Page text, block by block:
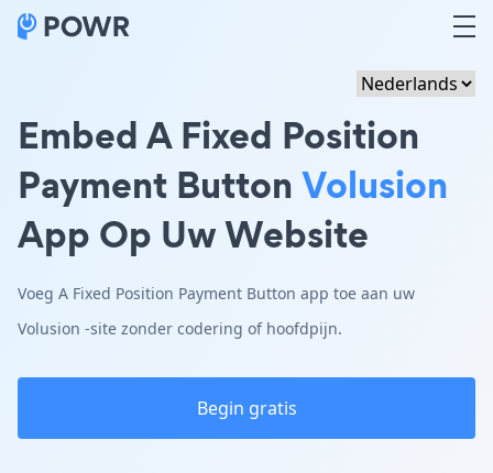
Embed A Fixed Position
Payment ButtonVolusion
App Op Uw Website
Voeg A Fixed Position Payment Button app toe aan uw
Volusion -site zonder codering of hoofdpijn.
Begin gratis